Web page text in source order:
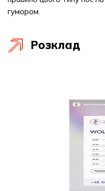
гумором.
Розклад